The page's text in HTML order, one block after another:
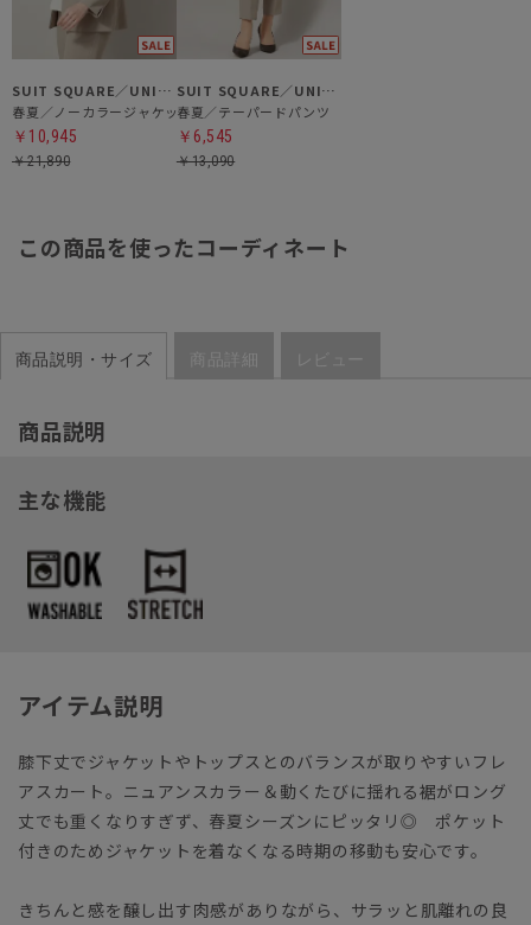
SUIT SQUARE／UNIVERSAL LANGUAGE／WHITE
春夏／ノーカラージャケット
￥10,945
￥21,890
SUIT SQUARE／UNIVERSAL LANGUAGE／WHITE
春夏／テーパードパンツ
￥6,545
￥13,090
この商品を使ったコーディネート
商品説明・サイズ 商品詳細 レビュー
商品説明
主な機能
アイテム説明
膝下丈でジャケットやトップスとのバランスが取りやすいフレ
アスカート。ニュアンスカラー＆動くたびに揺れる裾がロング
丈でも重くなりすぎず、春夏シーズンにピッタリ◎ ポケット
付きのためジャケットを着なくなる時期の移動も安心です。
きちんと感を醸し出す肉感がありながら、サラッと肌離れの良